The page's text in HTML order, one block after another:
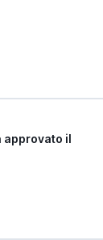
approvato il